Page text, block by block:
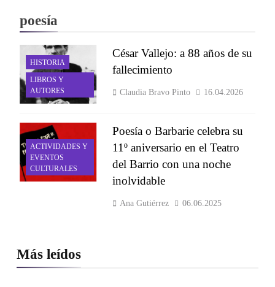
Más leídos
poesía
HISTORIA
LIBROS Y
AUTORES
César Vallejo: a 88 años de su
fallecimiento
Claudia Bravo Pinto 16.04.2026
ACTIVIDADES Y
EVENTOS
CULTURALES
Poesía o Barbarie celebra su
11º aniversario en el Teatro
del Barrio con una noche
inolvidable
Ana Gutiérrez 06.06.2025